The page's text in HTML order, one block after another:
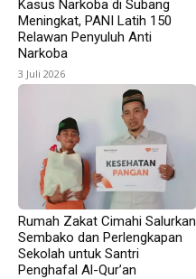
Kasus Narkoba di Subang
Meningkat, PANI Latih 150
Relawan Penyuluh Anti
Narkoba
3 Juli 2026
Rumah Zakat Cimahi Salurkan
Sembako dan Perlengkapan
Sekolah untuk Santri
Penghafal Al-Qur’an